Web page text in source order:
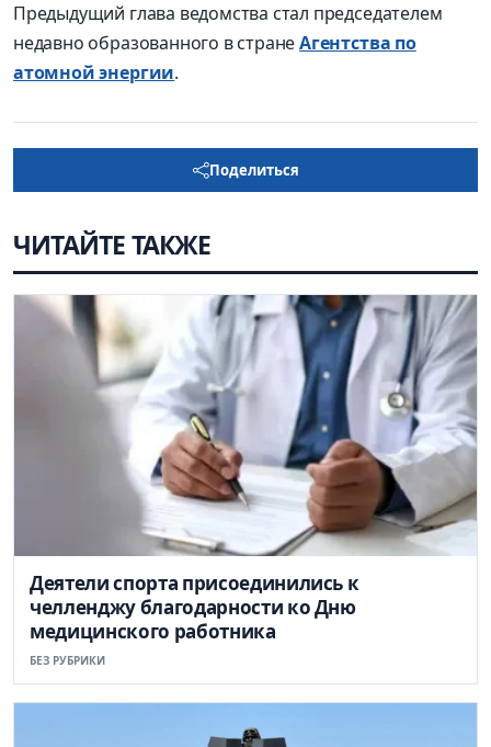
Предыдущий глава ведомства стал председателем
недавно образованного в странеАгентства по
атомной энергии.
Поделиться
ЧИТАЙТЕ ТАКЖЕ
Деятели спорта присоединились к
челленджу благодарности ко Дню
медицинского работника
БЕЗ РУБРИКИ